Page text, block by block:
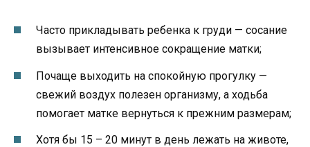
Часто прикладывать ребенка к груди — сосание
вызывает интенсивное сокращение матки;
Почаще выходить на спокойную прогулку —
свежий воздух полезен организму, а ходьба
помогает матке вернуться к прежним размерам;
Хотя бы 15 – 20 минут в день лежать на животе,